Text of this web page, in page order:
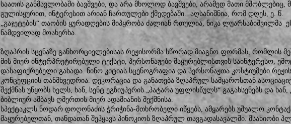
საათის განმავლობაში ბავშვები, და არა მხოლოდ ბავშვები, არამედ მათი მშობლებიც,
გულისყურით, ინტერესით არიან ჩართულები ქმედებაში. აღსანიშნია, რომ დღეს, ე. წ.
„გაჯეტების“ თაობის ყურადღების მიპყრობა ძალიან რთულია, ნიკა ლუარსაბიშვილმა
ნამდვილად მოახერხა.
ზღაპრის სცენაზე განხორციელებისას რეჟისორმა სწორად მიაგნო ფორმას, რომლის
მის მიერ ინტერპრეტირებული ტექსტი, პერსონაჟები მაყურებლისთვის საინტერესო,
დასაფიქრებელი გახადა. ნინო კიტიას სცენოგრაფია და პერსონაჟთა კოსტიუმები
კონცეფციის თანმხვედრია. დეკორაცია და განათება ზღაპრულ სამყაროსთან
შექმნას უწყობს ხელს, ხან, სენტ ეგზიუპერის „პატარა უფლისწულს“ გაგახსენებს და ხან,
ბიბლიურ ამბავს ღმერთის მიერ ადამიანის შექმნისა.
სპექტაკლს ნოდარ დოღონაძის ჭრიჭინა-მთხრობელი იწყებს, ამყარებს უშუალო
მაყურებელთან, თანდათან შეჰყავს პინოკიოს ზღაპრულ თავგადასავალში. მსახიობი